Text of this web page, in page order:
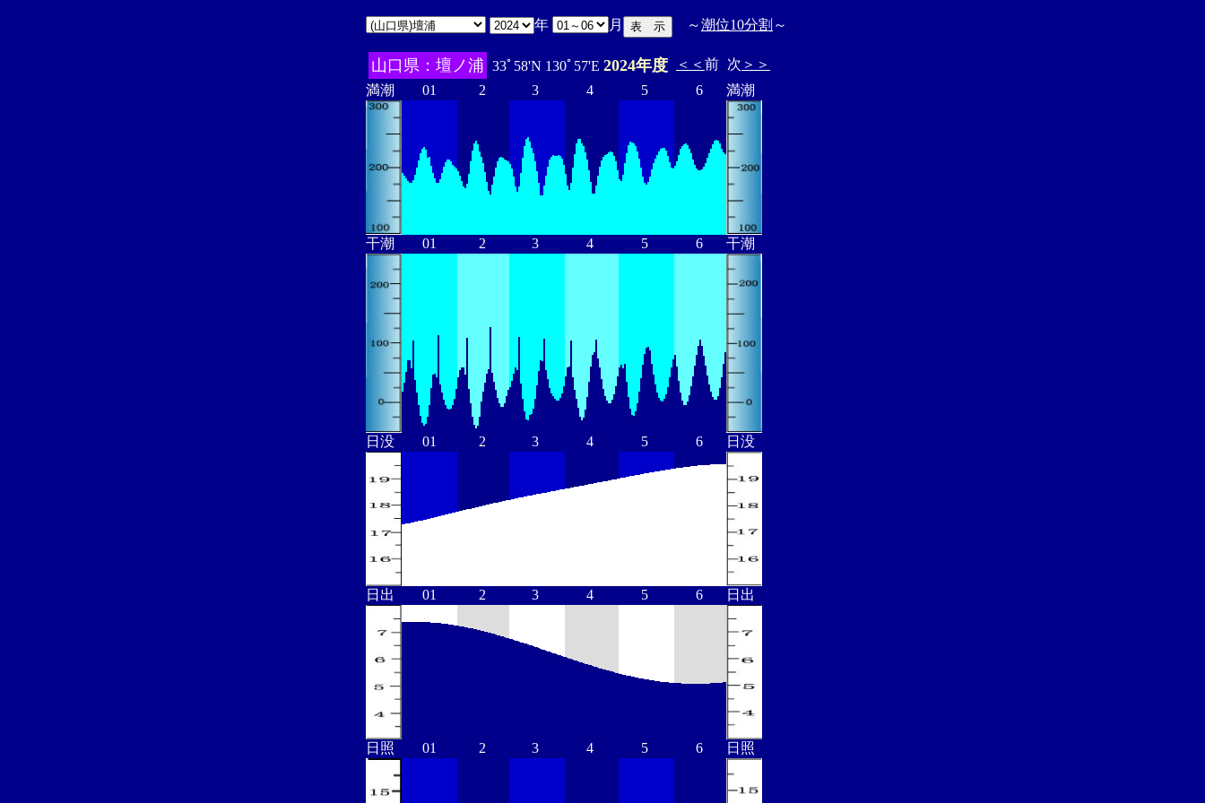
年 月 ～潮位10分割 ～
山口県：壇ノ浦 33ﾟ58'N 130ﾟ57'E 2024年度 ＜＜ 前 次 ＞＞
満潮
01 2 3 4 5 6 満潮
干潮 01 2 3 4 5 6 干潮
日没 01 2 3 4 5 6 日没
日出 01 2 3 4 5 6 日出
日照 01 2 3 4 5 6 日照